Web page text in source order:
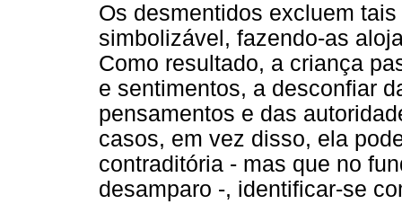
Os desmentidos excluem
simbolizável, fazendo-as
Como resultado, a criança
e sentimentos, a desconfiar
pensamentos e das
casos, em vez disso, ela
contraditória - mas que no
desamparo -, identificar-se